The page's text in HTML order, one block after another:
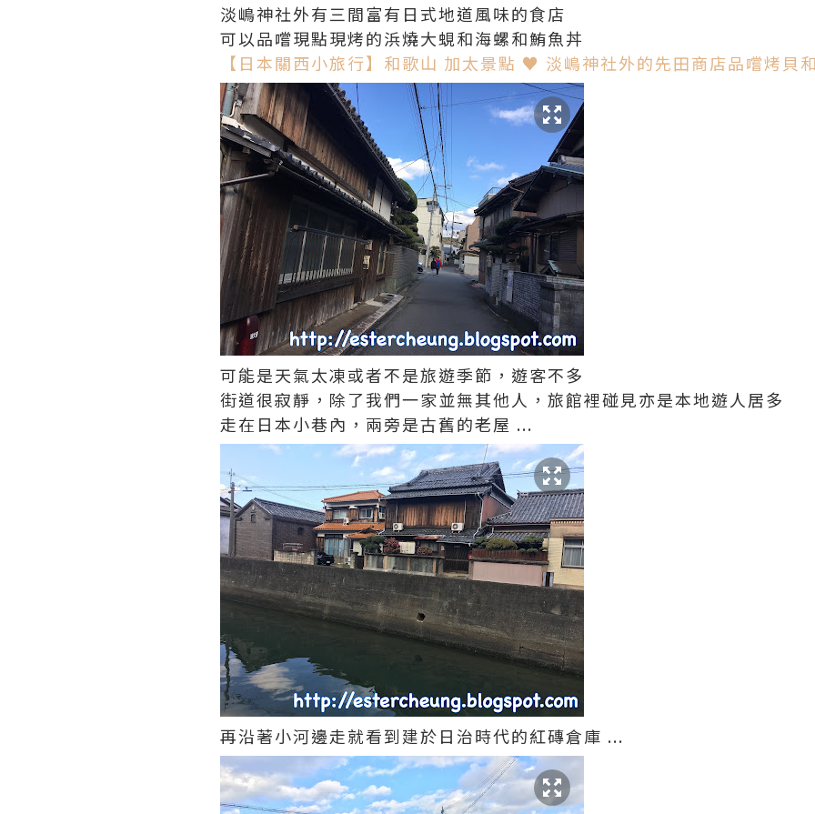
淡嶋神社外有三間富有日式地道風味的食店
可以品嚐現點現烤的浜燒大蜆和海螺和鮪魚丼
【日本關西小旅行】和歌山 加太景點 ♥ 淡嶋神社外的先田商店品嚐烤貝
可能是天氣太凍或者不是旅遊季節，遊客不多
街道很寂靜，除了我們一家並無其他人，旅館裡碰見亦是本地遊人居多
走在日本小巷內，兩旁是古舊的老屋 ...
再沿著小河邊走就看到建於日治時代的紅磚倉庫 ...